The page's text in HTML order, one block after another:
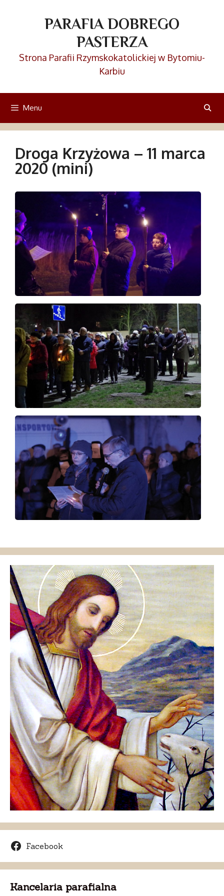
PARAFIA DOBREGO
PASTERZA
Strona Parafii Rzymskokatolickiej w Bytomiu-
Karbiu
Menu
Droga Krzyżowa – 11 marca
2020 (mini)
Facebook
Kancelaria parafialna